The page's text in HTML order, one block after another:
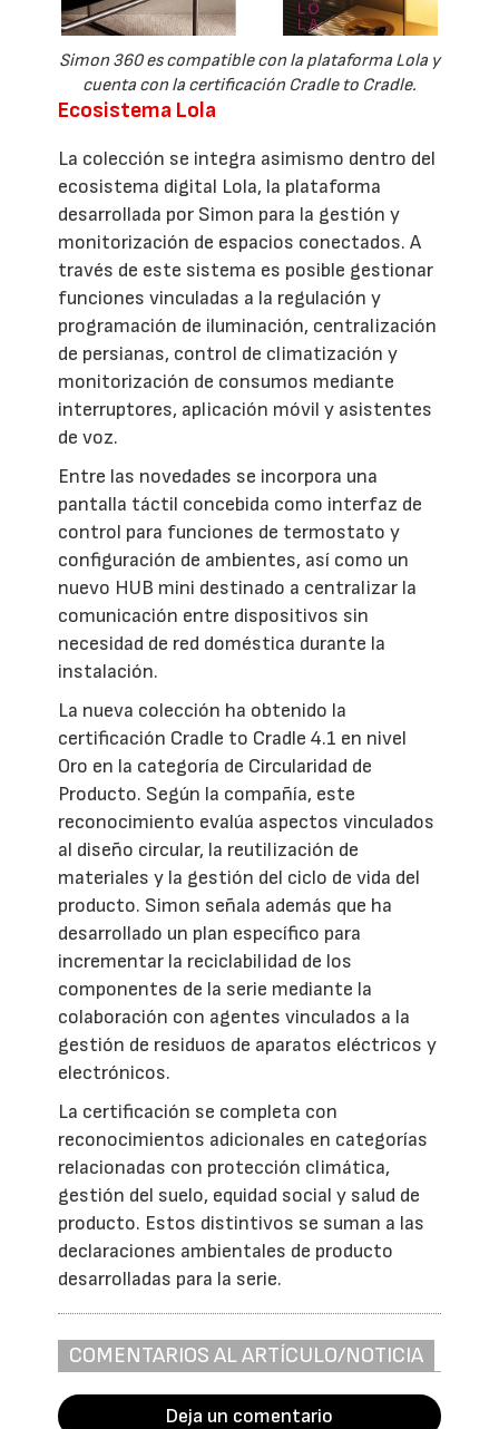
Simon 360 es compatible con la plataforma Lola y
cuenta con la certificación Cradle to Cradle.
Ecosistema Lola
La colección se integra asimismo dentro del
ecosistema digital Lola, la plataforma
desarrollada por Simon para la gestión y
monitorización de espacios conectados. A
través de este sistema es posible gestionar
funciones vinculadas a la regulación y
programación de iluminación, centralización
de persianas, control de climatización y
monitorización de consumos mediante
interruptores, aplicación móvil y asistentes
de voz.
Entre las novedades se incorpora una
pantalla táctil concebida como interfaz de
control para funciones de termostato y
configuración de ambientes, así como un
nuevo HUB mini destinado a centralizar la
comunicación entre dispositivos sin
necesidad de red doméstica durante la
instalación.
La nueva colección ha obtenido la
certificación Cradle to Cradle 4.1 en nivel
Oro en la categoría de Circularidad de
Producto. Según la compañía, este
reconocimiento evalúa aspectos vinculados
al diseño circular, la reutilización de
materiales y la gestión del ciclo de vida del
producto. Simon señala además que ha
desarrollado un plan específico para
incrementar la reciclabilidad de los
componentes de la serie mediante la
colaboración con agentes vinculados a la
gestión de residuos de aparatos eléctricos y
electrónicos.
La certificación se completa con
reconocimientos adicionales en categorías
relacionadas con protección climática,
gestión del suelo, equidad social y salud de
producto. Estos distintivos se suman a las
declaraciones ambientales de producto
desarrolladas para la serie.
COMENTARIOS AL ARTÍCULO/NOTICIA
Deja un comentario